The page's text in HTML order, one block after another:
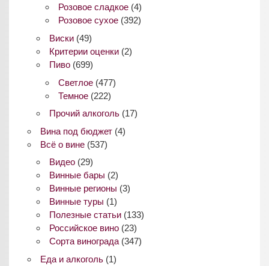
Розовое сладкое (4)
Розовое сухое (392)
Виски(49)
Критерии оценки(2)
Пиво(699)
Светлое (477)
Темное (222)
Прочий алкоголь(17)
Вина под бюджет(4)
Всё о вине(537)
Видео(29)
Винные бары (2)
Винные регионы (3)
Винные туры (1)
Полезные статьи(133)
Российское вино(23)
Сорта винограда(347)
Еда и алкоголь(1)